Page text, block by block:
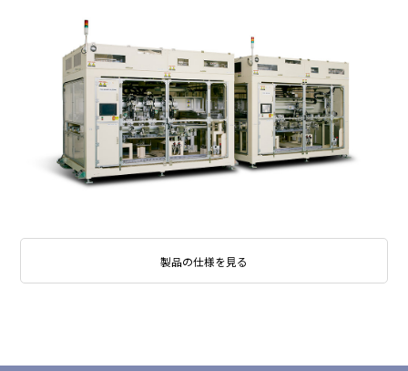
製品の仕様を見る